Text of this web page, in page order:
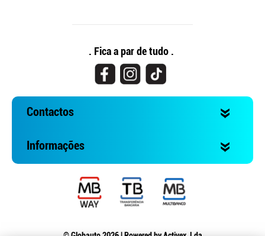
. Fica a par de tudo .
Contactos
Informações